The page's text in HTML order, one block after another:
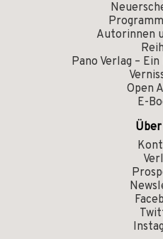
Autorinnen
Pano Verlag –
Open
E-